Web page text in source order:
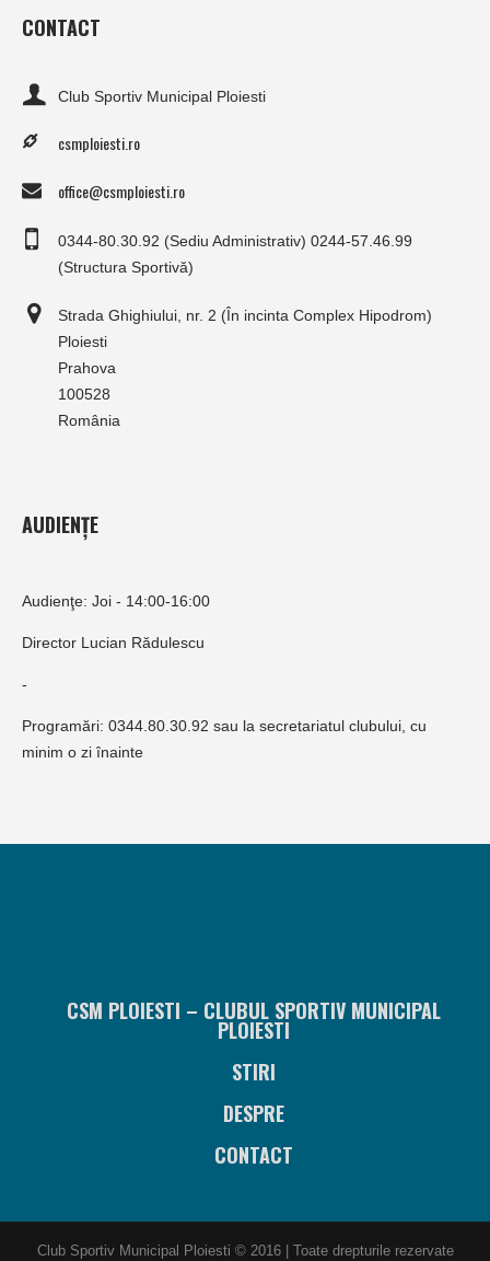
CONTACT
Club Sportiv Municipal Ploiesti
csmploiesti.ro
office@csmploiesti.ro
0344-80.30.92 (Sediu Administrativ) 0244-57.46.99
(Structura Sportivă)
Strada Ghighiului, nr. 2 (În incinta Complex Hipodrom)
Ploiesti
Prahova
100528
România
AUDIENȚE
Audienţe: Joi - 14:00-16:00
Director Lucian Rădulescu
-
Programări: 0344.80.30.92 sau la secretariatul clubului, cu
minim o zi înainte
CSM PLOIESTI – CLUBUL SPORTIV MUNICIPAL
PLOIESTI
STIRI
DESPRE
CONTACT
Club Sportiv Municipal Ploiesti © 2016 | Toate drepturile rezervate